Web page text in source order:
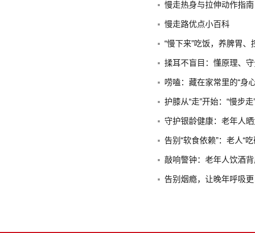
​慢走热身与拉伸动作指南
慢走路优点小百科
​“慢下来”吃饭，养脾胃
揉耳不盲目：懂原理、
唠嗑：藏在家常里的“身
护膝从“走”开始：“慢步
守护银龄健康：老年人
告别“软食依赖”：老人“
敲响警钟：老年人饮酒
告别烟瘾，让晚年呼吸